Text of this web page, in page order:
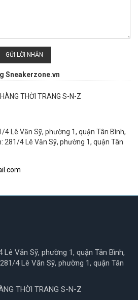
GỬI LỜI NHẮN
Sneakerzone.vn
THỜI TRANG S-N-Z
4 Lê Văn Sỹ, phường 1, quận Tân Bình,
281/4 Lê Văn Sỹ, phường 1, quận Tân
Văn Sỹ, phường 1, quận Tân Bình,
4 Lê Văn Sỹ, phường 1, quận Tân
THỜI TRANG S-N-Z